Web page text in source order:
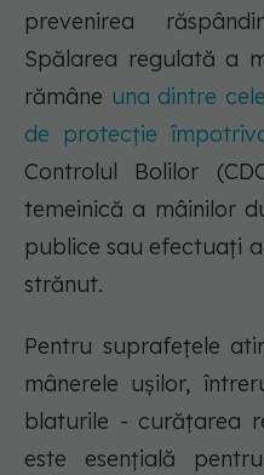
prevenirea
Spălarea regulată a
rămâne una dintre
de protecție
Controlul Bolilor
temeinică a mâinilor
publice sau efectuați
strănut.
Pentru suprafețele
mânerele ușilor,
blaturile - curățarea
este esențială